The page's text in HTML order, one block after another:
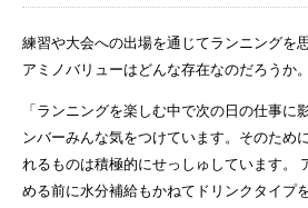
練習や大会への出場を通じてランニングを
アミノバリューはどんな存在なのだろうか。
「ランニングを楽しむ中で次の日の仕事に
ンバーみんな気をつけています。そのため
れるものは積極的にせっしゅしています。
める前に水分補給もかねてドリンクタイプ